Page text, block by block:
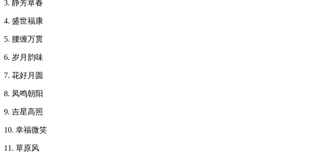
3. 静芳草春
4. 盛世福康
5. 腰缠万贯
6. 岁月韵味
7. 花好月圆
8. 凤鸣朝阳
9. 吉星高照
10. 幸福微笑
11. 草原风